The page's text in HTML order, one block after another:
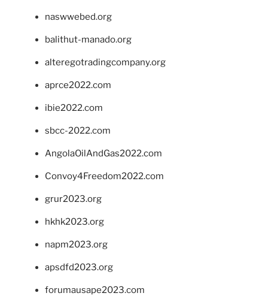
naswwebed.org
balithut-manado.org
alteregotradingcompany.org
aprce2022.com
ibie2022.com
sbcc-2022.com
AngolaOilAndGas2022.com
Convoy4Freedom2022.com
grur2023.org
hkhk2023.org
napm2023.org
apsdfd2023.org
forumausape2023.com